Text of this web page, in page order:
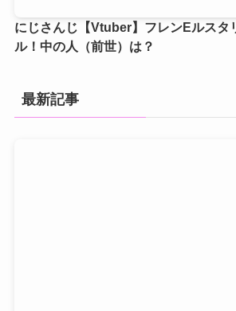
にじさんじ【Vtuber】フレンEルスタ
ル！中の人（前世）は？
最新記事